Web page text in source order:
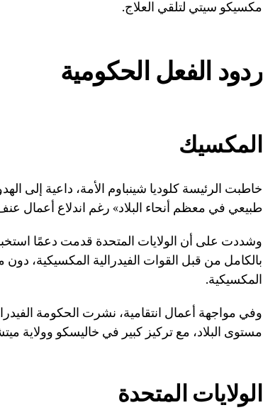
مكسيكو سيتي لتلقي العلاج.
ردود الفعل الحكومية
المكسيك
خاطبت الرئيسة كلوديا شينباوم الأمة، داعية إلى
طبيعي في معظم أنحاء البلاد» رغم اندلاع أعمال
وشددت على أن الولايات المتحدة قدمت دعمًا
بالكامل من قبل القوات الفيدرالية المكسيكية،
المكسيكية.
مستوى البلاد، مع تركيز كبير في خاليسكو وولاية
الولايات المتحدة